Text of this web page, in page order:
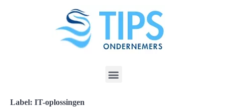
Label: IT-oplossingen